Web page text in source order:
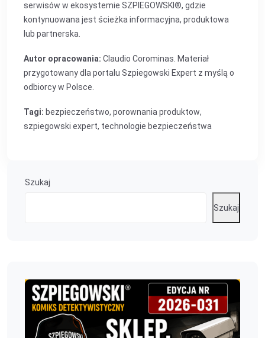
serwisów w ekosystemie SZPIEGOWSKI®, gdzie
kontynuowana jest ścieżka informacyjna, produktowa
lub partnerska.
Autor opracowania: Claudio Corominas. Materiał
przygotowany dla portalu Szpiegowski Expert z myślą o
odbiorcy w Polsce.
Tagi: bezpieczeństwo, porownania produktow,
szpiegowski expert, technologie bezpieczeństwa
Szukaj
Szukaj